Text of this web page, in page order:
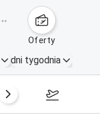
oferty
dni tygodnia